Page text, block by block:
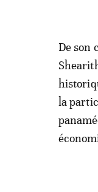
De son
la